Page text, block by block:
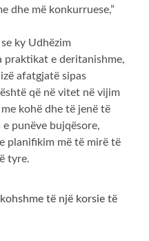
dhe më konkurruese,”
ky Udhëzim
praktikat e deritanishme,
afatgjatë sipas
që në vitet në vijim
kohë dhe të jenë të
punëve bujqësore,
planifikim më të mirë të
tyre.
të një korsie të